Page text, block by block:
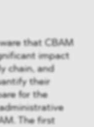
that CBAM
impact
chain, and
their
for the
The first